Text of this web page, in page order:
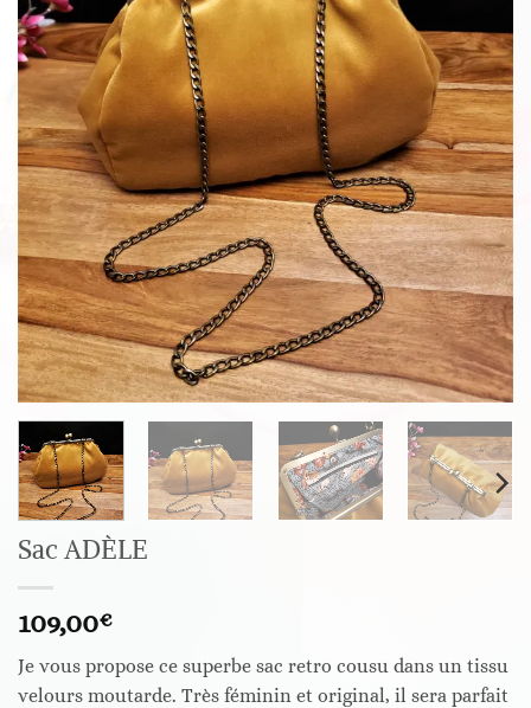
Sac ADÈLE
109,00€
Je vous propose ce superbe sac retro cousu dans un tissu
velours moutarde. Très féminin et original, il sera parfait